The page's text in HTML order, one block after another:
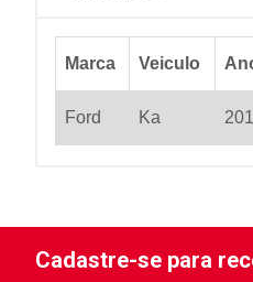
Marca Veiculo
Ford Ka
Cadastre-se para